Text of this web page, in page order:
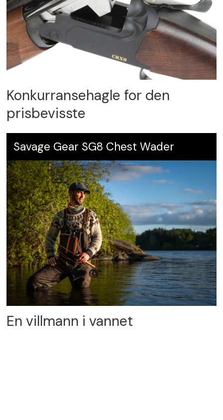
Konkurransehagle for den
prisbevisste
Savage Gear SG8 Chest Wader
En villmann i vannet